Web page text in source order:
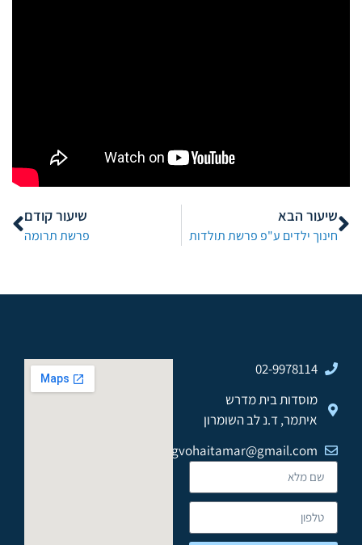
שיעור הבא
חינוך ילדים ע"פ פרשת תולדות
שיעור קודם
פרשת תרומה
02-9978114
מוסדות בית מדרש
איתמר, ד.נ לב השומרון
gvohaitamar@gmail.com